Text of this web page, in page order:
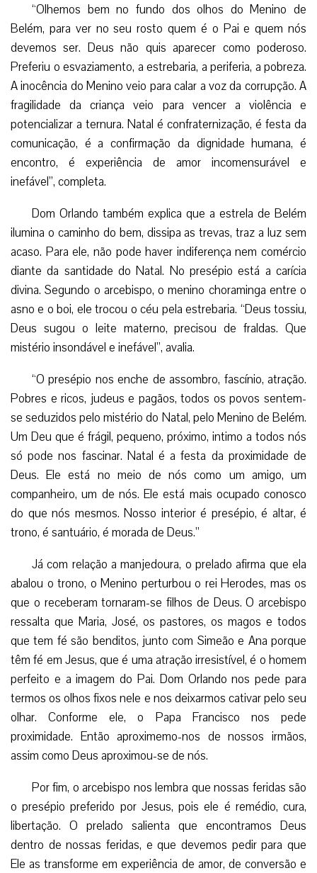
“Olhemos bem no fundo dos olhos do Menino de
Belém, para ver no seu rosto quem é o Pai e quem nós
devemos ser. Deus não quis aparecer como poderoso.
Preferiu o esvaziamento, a estrebaria, a periferia, a pobreza.
A inocência do Menino veio para calar a voz da corrupção. A
fragilidade da criança veio para vencer a violência e
potencializar a ternura. Natal é confraternização, é festa da
comunicação, é a confirmação da dignidade humana, é
encontro, é experiência de amor incomensurável e
inefável”, completa.
Dom Orlando também explica que a estrela de Belém
ilumina o caminho do bem, dissipa as trevas, traz a luz sem
acaso. Para ele, não pode haver indiferença nem comércio
diante da santidade do Natal. No presépio está a carícia
divina. Segundo o arcebispo, o menino choraminga entre o
asno e o boi, ele trocou o céu pela estrebaria. “Deus tossiu,
Deus sugou o leite materno, precisou de fraldas. Que
mistério insondável e inefável”, avalia.
“O presépio nos enche de assombro, fascínio, atração.
Pobres e ricos, judeus e pagãos, todos os povos sentem-
se seduzidos pelo mistério do Natal, pelo Menino de Belém.
Um Deu que é frágil, pequeno, próximo, intimo a todos nós
só pode nos fascinar. Natal é a festa da proximidade de
Deus. Ele está no meio de nós como um amigo, um
companheiro, um de nós. Ele está mais ocupado conosco
do que nós mesmos. Nosso interior é presépio, é altar, é
trono, é santuário, é morada de Deus.”
Já com relação a manjedoura, o prelado afirma que ela
abalou o trono, o Menino perturbou o rei Herodes, mas os
que o receberam tornaram-se filhos de Deus. O arcebispo
ressalta que Maria, José, os pastores, os magos e todos
que tem fé são benditos, junto com Simeão e Ana porque
têm fé em Jesus, que é uma atração irresistível, é o homem
perfeito e a imagem do Pai. Dom Orlando nos pede para
termos os olhos fixos nele e nos deixarmos cativar pelo seu
olhar. Conforme ele, o Papa Francisco nos pede
proximidade. Então aproximemo-nos de nossos irmãos,
assim como Deus aproximou-se de nós.
Por fim, o arcebispo nos lembra que nossas feridas são
o presépio preferido por Jesus, pois ele é remédio, cura,
libertação. O prelado salienta que encontramos Deus
dentro de nossas feridas, e que devemos pedir para que
Ele as transforme em experiência de amor, de conversão e